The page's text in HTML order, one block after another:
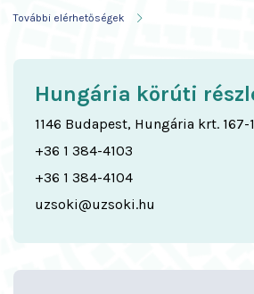
További elérhetőségek
Hungária körúti
1146 Budapest, Hungária krt. 167-
+36 1 384-4103
+36 1 384-4104
uzsoki@uzsoki.hu